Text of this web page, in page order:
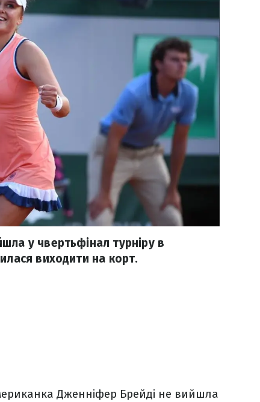
у чвертьфінал турніру в
виходити на корт.
Дженніфер Брейді не вийшла